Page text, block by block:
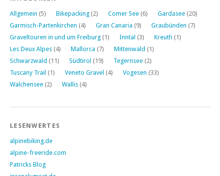
Allgemein (5) Bikepacking (2) Comer See (6) Gardasee (20)
Garmisch-Partenkirchen (4) Gran Canaria (9) Graubünden (7)
Graveltouren in und um Freiburg (1) Inntal (3) Kreuth (1)
Les Deux Alpes (4) Mallorca (7) Mittenwald (1)
Schwarzwald (11) Südtirol (19) Tegernsee (2)
Tuscany Trail (1) Veneto Gravel (4) Vogesen (33)
Walchensee (2) Wallis (4)
LESENWERTES
alpinebiking.de
alpine-freeride.com
Patricks Blog